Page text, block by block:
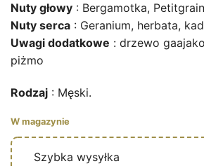
Nuty głowy : Bergamotka,
Nuty serca : Geranium, herbata,
Uwagi dodatkowe : drzewo
piżmo
Rodzaj : Męski.
W magazynie
Szybka wysyłka